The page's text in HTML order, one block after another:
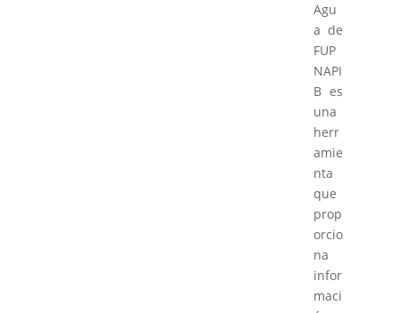
Agu
a de
FUP
NAPI
B es
una
herr
amie
nta
que
prop
orcio
na
infor
maci